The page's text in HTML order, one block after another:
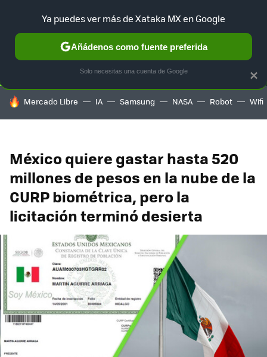
SELECCIÓN GAMING HOME AUTO TERRITORIO
HOY SE HABLA DE
Mercado Libre IA Samsung NASA Robot Wifi
México quiere gastar hasta 520
millones de pesos en la nube de la
CURP biométrica, pero la
licitación terminó desierta
×
Ya puedes ver más de Xataka MX en Google
Añádenos como fuente preferida
Solo necesitas una cuenta de Google